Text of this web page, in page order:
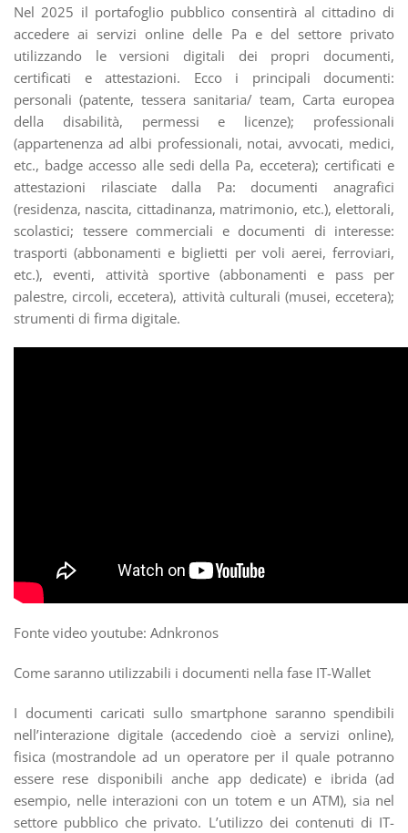
Nel 2025 il portafoglio pubblico consentirà al cittadino di
accedere ai servizi online delle Pa e del settore privato
utilizzando le versioni digitali dei propri documenti,
certificati e attestazioni. Ecco i principali documenti:
personali (patente, tessera sanitaria/ team, Carta europea
della disabilità, permessi e licenze); professionali
(appartenenza ad albi professionali, notai, avvocati, medici,
etc., badge accesso alle sedi della Pa, eccetera); certificati e
attestazioni rilasciate dalla Pa: documenti anagrafici
(residenza, nascita, cittadinanza, matrimonio, etc.), elettorali,
scolastici; tessere commerciali e documenti di interesse:
trasporti (abbonamenti e biglietti per voli aerei, ferroviari,
etc.), eventi, attività sportive (abbonamenti e pass per
palestre, circoli, eccetera), attività culturali (musei, eccetera);
strumenti di firma digitale.
Fonte video youtube: Adnkronos
Come saranno utilizzabili i documenti nella fase IT-Wallet
I documenti caricati sullo smartphone saranno spendibili
nell’interazione digitale (accedendo cioè a servizi online),
fisica (mostrandole ad un operatore per il quale potranno
essere rese disponibili anche app dedicate) e ibrida (ad
esempio, nelle interazioni con un totem e un ATM), sia nel
settore pubblico che privato. L’utilizzo dei contenuti di IT-